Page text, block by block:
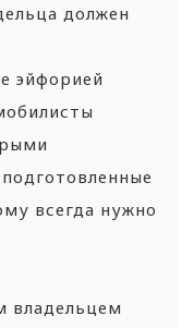
должен
эйфорией
всегда нужно
владельцем